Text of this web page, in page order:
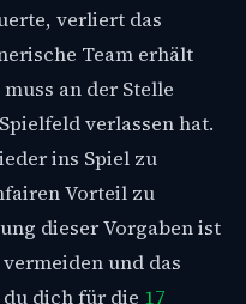
verliert das
Team erhält
an der Stelle
verlassen hat.
ins Spiel zu
Vorteil zu
dieser Vorgaben ist
und das
dich für die 17